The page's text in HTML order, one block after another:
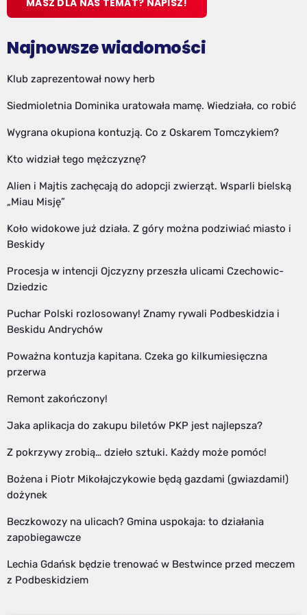
Najnowsze wiadomości
Klub zaprezentował nowy herb
Siedmioletnia Dominika uratowała mamę. Wiedziała, co robić
Wygrana okupiona kontuzją. Co z Oskarem Tomczykiem?
Kto widział tego mężczyznę?
Alien i Majtis zachęcają do adopcji zwierząt. Wsparli bielską
„Miau Misję”
Koło widokowe już działa. Z góry można podziwiać miasto i
Beskidy
Procesja w intencji Ojczyzny przeszła ulicami Czechowic-
Dziedzic
Puchar Polski rozlosowany! Znamy rywali Podbeskidzia i
Beskidu Andrychów
Poważna kontuzja kapitana. Czeka go kilkumiesięczna
przerwa
Remont zakończony!
Jaka aplikacja do zakupu biletów PKP jest najlepsza?
Z pokrzywy zrobią… dzieło sztuki. Każdy może pomóc!
Bożena i Piotr Mikołajczykowie będą gazdami (gwiazdami!)
dożynek
Beczkowozy na ulicach? Gmina uspokaja: to działania
zapobiegawcze
Lechia Gdańsk będzie trenować w Bestwince przed meczem
z Podbeskidziem